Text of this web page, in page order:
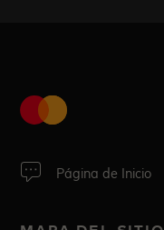
Página de Inicio